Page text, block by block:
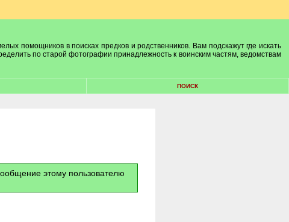
помощников в поисках предков и родственников. Вам подскажут где искать
по старой фотографии принадлежность к воинским частям, ведомствам
ПОИСК
этому пользователю